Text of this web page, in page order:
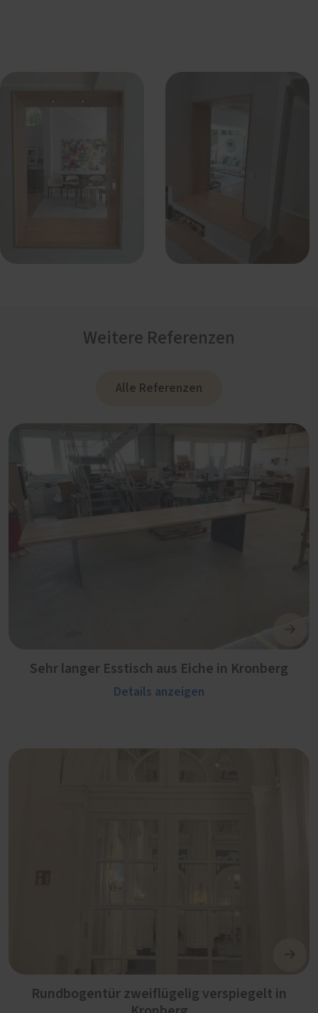
Weitere Referenzen
Alle Referenzen
Sehr langer Esstisch aus Eiche in Kronberg
Details anzeigen
Rundbogentür zweiflügelig verspiegelt in